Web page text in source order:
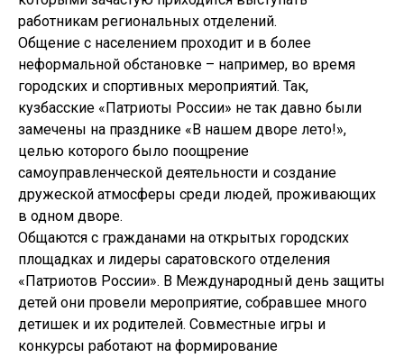
работникам региональных отделений.
Общение с населением проходит и в более
неформальной обстановке – например, во время
городских и спортивных мероприятий. Так,
кузбасские «Патриоты России» не так давно были
замечены на празднике «В нашем дворе лето!»,
целью которого было поощрение
самоуправленческой деятельности и создание
дружеской атмосферы среди людей, проживающих
в одном дворе.
Общаются с гражданами на открытых городских
площадках и лидеры саратовского отделения
«Патриотов России». В Международный день защиты
детей они провели мероприятие, собравшее много
детишек и их родителей. Совместные игры и
конкурсы работают на формирование